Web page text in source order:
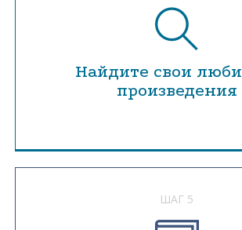
Найдите свои
произведения
ШАГ 5